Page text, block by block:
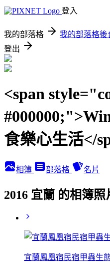
登入
我的部落格 我的部落格後
登出
<span
食樂心生活</
相簿 部落格 名片
2016 宜蘭 的相簿照
宜蘭鳳凰宿民宿甲蟲生